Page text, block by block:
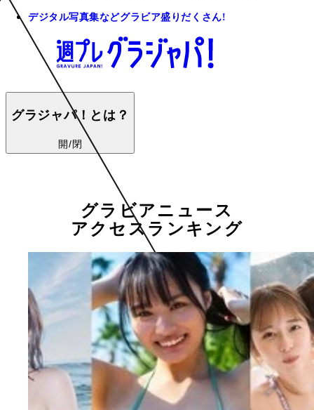
デジタル写真集などグラビア盛りだくさん!
グラジャパ！とは？
開/閉
グラビアニュース
アクセスランキング